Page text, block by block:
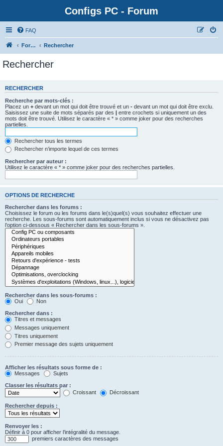
Configs PC - Forum
FAQ
Forum Rechercher
Rechercher
RECHERCHER
Recherche par mots-clés :
Placez un + devant un mot qui doit être trouvé et un - devant un mot qui doit être exclu.
Saisissez une suite de mots séparés par des | entre crochets si uniquement un des
mots doit être trouvé. Utilisez le caractère « * » comme joker pour des recherches
partielles.
Rechercher tous les termes
Rechercher n’importe lequel de ces termes
Rechercher par auteur :
Utilisez le caractère « * » comme joker pour des recherches partielles.
OPTIONS DE RECHERCHE
Rechercher dans les forums :
Choisissez le forum ou les forums dans le(s)quel(s) vous souhaitez effectuer une
recherche. Les sous-forums sont automatiquement inclus si vous ne désactivez pas
l’option ci-dessous « Rechercher dans les sous-forums ».
Rechercher dans les sous-forums :
Oui
Non
Rechercher dans :
Titres et messages
Messages uniquement
Titres uniquement
Premier message des sujets uniquement
Afficher les résultats sous forme de :
Messages
Sujets
Classer les résultats par :
Croissant
Décroissant
Rechercher depuis :
Renvoyer les :
Définir à 0 pour afficher l’intégralité du message.
premiers caractères des messages